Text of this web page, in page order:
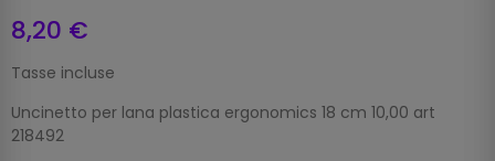
8,20 €
Tasse incluse
Uncinetto per lana plastica ergonomics 18 cm 10,00 art
218492